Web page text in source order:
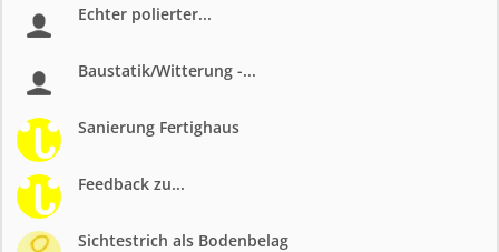
Echter polierter...
Baustatik/Witterung -...
Sanierung Fertighaus
Feedback zu...
Sichtestrich als Bodenbelag